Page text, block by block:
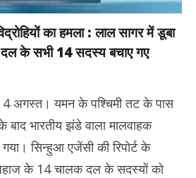
का हमला : लाल सागर में डूबा
के सभी 14 सदस्य बचाए गए
अगस्त। यमन के पश्चिमी तट के पास
बाद भारतीय झंडे वाला मालवाहक
स‍िन्हुआ एजेंसी की र‍िपोर्ट के
के 14 चालक दल के सदस्यों को